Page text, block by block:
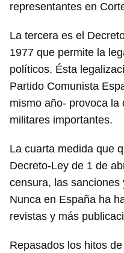
representantes en
La tercera es el
1977 que permite la
políticos. Ésta
Partido Comunista
mismo año- provoca
militares importantes.
La cuarta medida que
Decreto-Ley de 1 de
censura, las
Nunca en España ha
revistas y más
Repasados los hitos